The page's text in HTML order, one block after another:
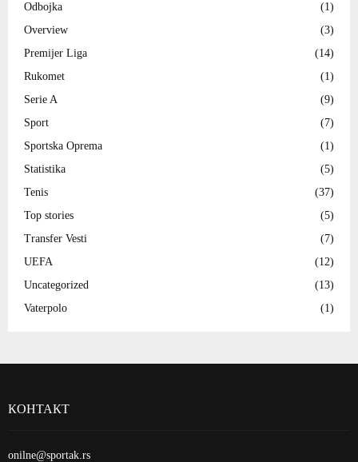
Odbojka
(1)
Overview
(3)
Premijer Liga
(14)
Rukomet
(1)
Serie A
(9)
Sport
(7)
Sportska Oprema
(1)
Statistika
(5)
Tenis
(37)
Top stories
(5)
Transfer Vesti
(7)
UEFA
(12)
Uncategorized
(13)
Vaterpolo
(1)
КОНТАКТ
onilne@sportak.rs